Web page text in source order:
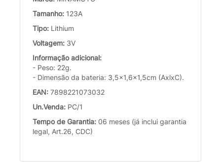
Tamanho: 123A
Tipo: Lithium
Voltagem: 3V
Informação adicional:
- Peso: 22g.
- Dimensão da bateria: 3,5x1,6x1,5cm (AxlxC).
EAN: 7898221073032
Un.Venda: PC/1
Tempo de Garantia: 06 meses (já inclui garantia
legal, Art.26, CDC)